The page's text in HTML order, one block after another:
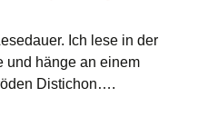
Ich lese in der
und hänge an einem
Distichon….